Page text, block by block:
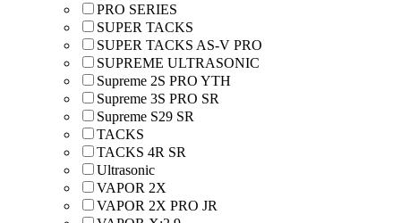
PRO SERIES
SUPER TACKS
SUPER TACKS AS-V PRO
SUPREME ULTRASONIC
Supreme 2S PRO YTH
Supreme 3S PRO SR
Supreme S29 SR
TACKS
TACKS 4R SR
Ultrasonic
VAPOR 2X
VAPOR 2X PRO JR